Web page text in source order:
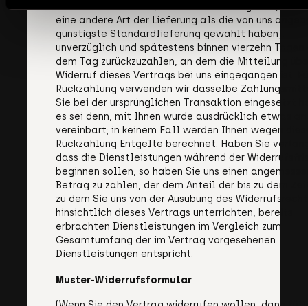
zusätzlichen Kosten, die sich daraus ergeben, dass
eine andere Art der Lieferung als die von uns
günstigste Standardlieferung gewählt haben),
unverzüglich und spätestens binnen vierzehn Tagen
dem Tag zurückzuzahlen, an dem die Mitteilung
Widerruf dieses Vertrags bei uns eingegangen ist.
Rückzahlung verwenden wir dasselbe
Sie bei der ursprünglichen Transaktion eingesetzt
es sei denn, mit Ihnen wurde ausdrücklich etwas
vereinbart; in keinem Fall werden Ihnen wegen
Rückzahlung Entgelte berechnet. Haben Sie
dass die Dienstleistungen während der
beginnen sollen, so haben Sie uns einen
Betrag zu zahlen, der dem Anteil der bis zu dem
zu dem Sie uns von der Ausübung des
hinsichtlich dieses Vertrags unterrichten, bereits
erbrachten Dienstleistungen im Vergleich zum
Gesamtumfang der im Vertrag vorgesehenen
Dienstleistungen entspricht.
Muster-Widerrufsformular